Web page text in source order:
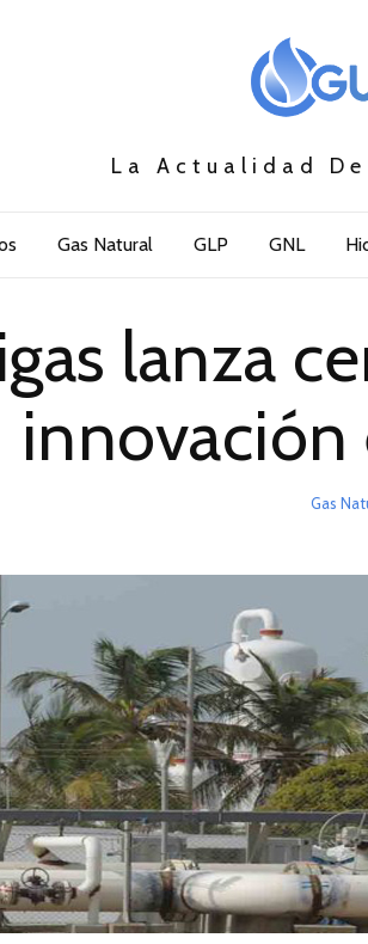
La Actualidad
Gas Natural GLP GNL
lanza
innovación
Gas